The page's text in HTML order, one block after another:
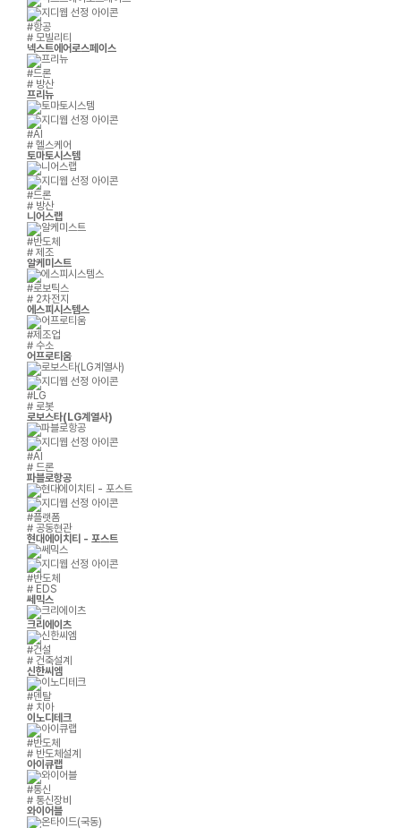
#항공
# 모빌리티
넥스트에어로스페이스
#드론
# 방산
프리뉴
#AI
# 헬스케어
토마토시스템
#드론
# 방산
니어스랩
#반도체
# 제조
알케미스트
#로보틱스
# 2차전지
에스피시스템스
#제조업
# 수소
어프로티움
#LG
# 로봇
로보스타(LG계열사)
#AI
# 드론
파블로항공
#플랫폼
# 공동현관
현대에이치티 - 포스트
#반도체
# EDS
쎄믹스
크리에이츠
#건설
# 건축설계
신한씨엠
#덴탈
# 치아
이노디테크
#반도체
# 반도체설계
아이큐랩
#통신
# 통신장비
와이어블